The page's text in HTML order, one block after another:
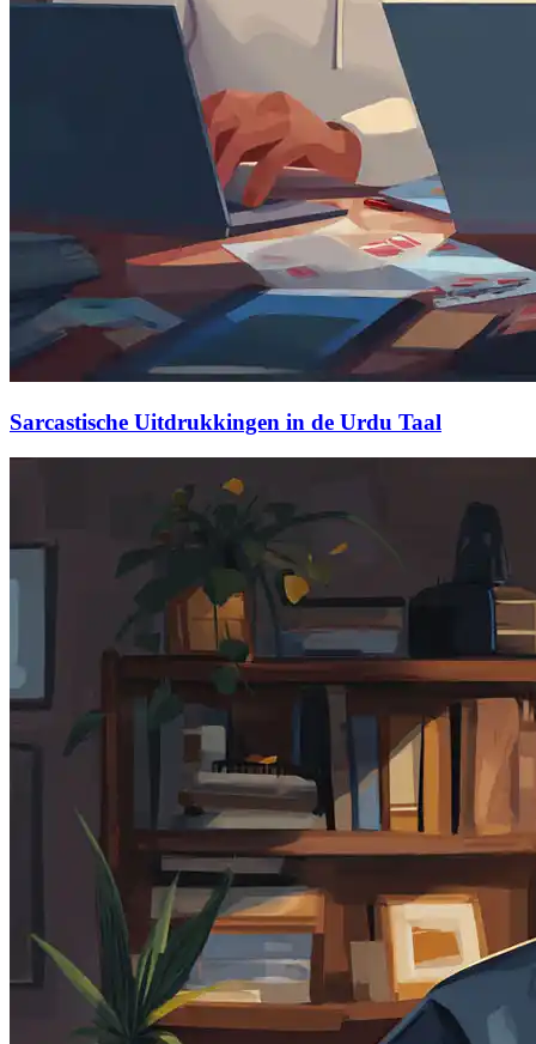
Sarcastische Uitdrukkingen in de Urdu Taal